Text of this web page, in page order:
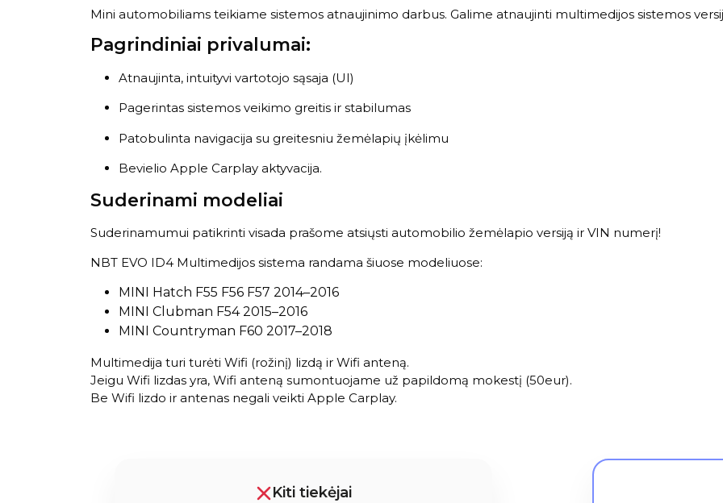
Mini automobiliams teikiame sistemos atnaujinimo darbus. Galime atnaujinti multimedijos sistemos
Pagrindiniai privalumai:
Atnaujinta, intuityvi vartotojo sąsaja (UI)
Pagerintas sistemos veikimo greitis ir stabilumas
Patobulinta navigacija su greitesniu žemėlapių įkėlimu
Bevielio Apple Carplay aktyvacija.
Suderinami modeliai
Suderinamumui patikrinti visada prašome atsiųsti automobilio žemėlapio versiją ir VIN numerį!
NBT EVO ID4 Multimedijos sistema randama šiuose modeliuose:
MINI Hatch F55 F56 F57 2014–2016
MINI Clubman F54 2015–2016
MINI Countryman F60 2017–2018
Multimedija turi turėti Wifi (rožinį) lizdą ir Wifi anteną.
Jeigu Wifi lizdas yra, Wifi anteną sumontuojame už papildomą mokestį (50eur).
Be Wifi lizdo ir antenas negali veikti Apple Carplay.
Kiti tiekėjai